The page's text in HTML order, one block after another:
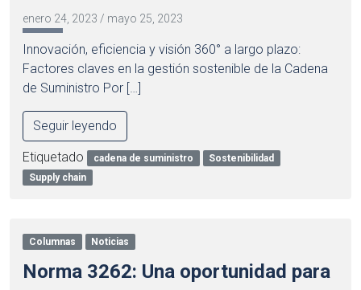
enero 24, 2023 / mayo 25, 2023
Innovación, eficiencia y visión 360° a largo plazo:
Factores claves en la gestión sostenible de la Cadena
de Suministro Por […]
Seguir leyendo
Etiquetado cadena de suministro
Sostenibilidad
Supply chain
Columnas Noticias
Norma 3262: Una oportunidad para